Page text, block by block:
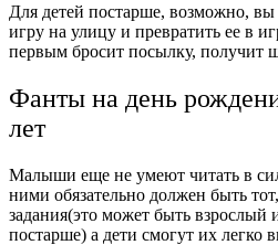
Для детей постарше, возможно,
игру на улицу и превратить ее в
первым бросит посылку, получит
Фанты на день
лет
Малыши еще не умеют читать в
ними обязательно должен быть
задания(это может быть взрослый
постарше) а дети смогут их легко